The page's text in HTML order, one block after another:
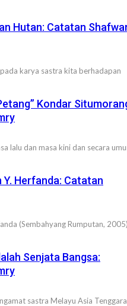
Hutan: Catatan
karya sastra kita berhadapan
Kondar
lalu dan masa kini dan secara
Y. Herfanda: Catatan
(Sembahyang Rumputan,
Senjata Bangsa:
sastra Melayu Asia